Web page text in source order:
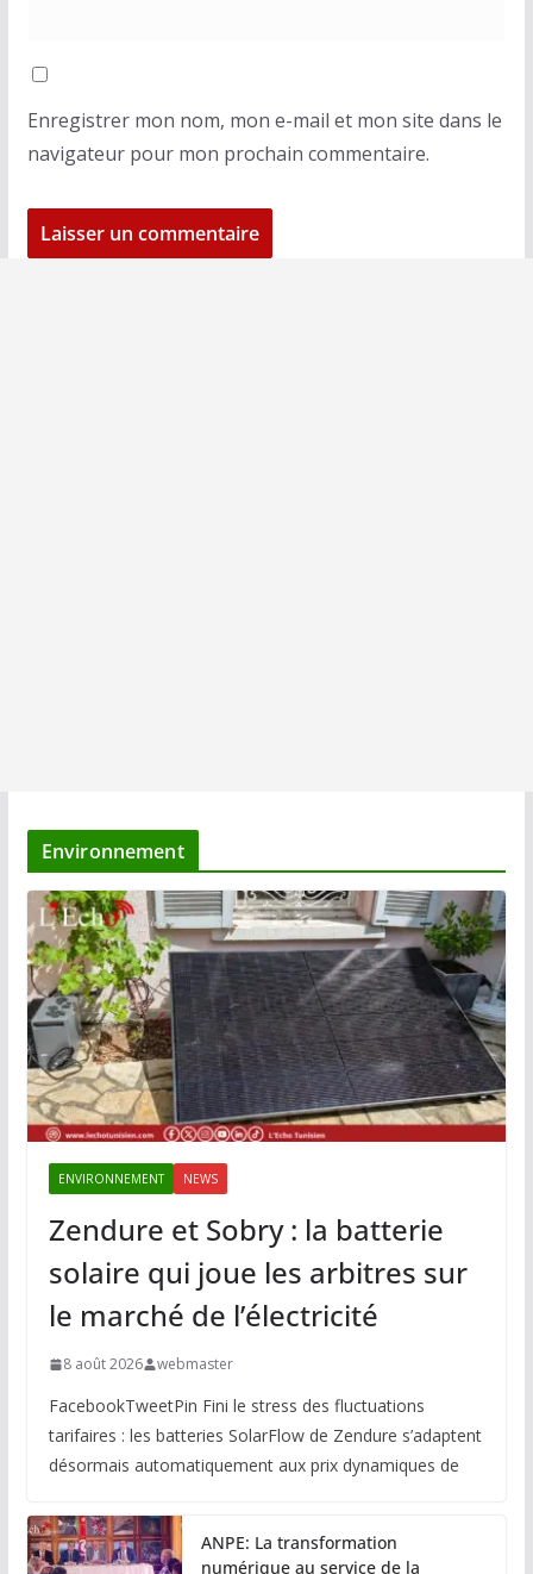
Enregistrer mon nom, mon e-mail et mon site dans le
navigateur pour mon prochain commentaire.
Environnement
ENVIRONNEMENT NEWS
Zendure et Sobry : la batterie
solaire qui joue les arbitres sur
le marché de l’électricité
8 août 2026 webmaster
FacebookTweetPin Fini le stress des fluctuations
tarifaires : les batteries SolarFlow de Zendure s’adaptent
désormais automatiquement aux prix dynamiques de
ANPE: La transformation
numérique au service de la